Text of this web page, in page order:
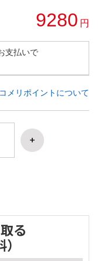
9280 円
支払いで
コメリポイントについて
る